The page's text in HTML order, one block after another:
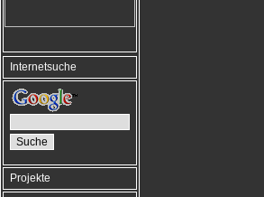
Internetsuche
Projekte